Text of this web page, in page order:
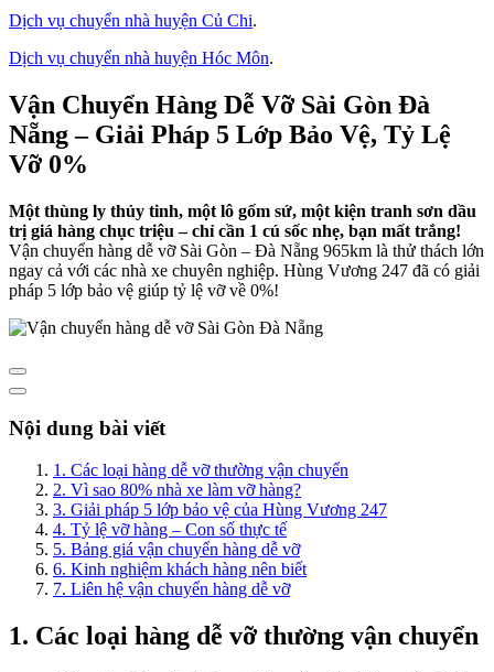
Dịch vụ chuyển nhà huyện Củ Chi.
Dịch vụ chuyển nhà huyện Hóc Môn.
Vận Chuyển Hàng Dễ Vỡ Sài Gòn Đà
Nẵng – Giải Pháp 5 Lớp Bảo Vệ, Tỷ Lệ
Vỡ 0%
Một thùng ly thủy tinh, một lô gốm sứ, một kiện tranh sơn dầu
trị giá hàng chục triệu – chỉ cần 1 cú sốc nhẹ, bạn mất trắng!
Vận chuyển hàng dễ vỡ Sài Gòn – Đà Nẵng 965km là thử thách lớn
ngay cả với các nhà xe chuyên nghiệp. Hùng Vương 247 đã có giải
pháp 5 lớp bảo vệ giúp tỷ lệ vỡ về 0%!
Nội dung bài viết
1. Các loại hàng dễ vỡ thường vận chuyển
2. Vì sao 80% nhà xe làm vỡ hàng?
3. Giải pháp 5 lớp bảo vệ của Hùng Vương 247
4. Tỷ lệ vỡ hàng – Con số thực tế
5. Bảng giá vận chuyển hàng dễ vỡ
6. Kinh nghiệm khách hàng nên biết
7. Liên hệ vận chuyển hàng dễ vỡ
1. Các loại hàng dễ vỡ thường vận chuyển